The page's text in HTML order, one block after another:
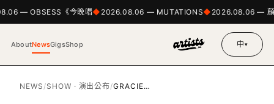
— OBSESS《今晚唱 2026.08.06 — MUTATIONS 2026.08.06 — 顏
AboutNewsGigsShop 中▾
NEWS /SHOW · 演出公布/GRACIE…